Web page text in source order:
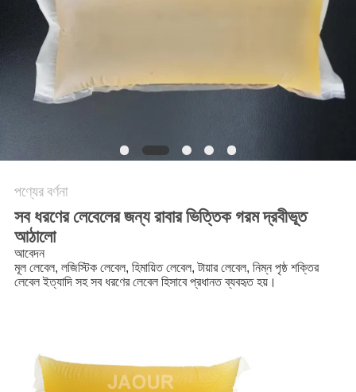
ম্যাপ
পণ্যের বর্ণনা
সব ধরণের লেবেলের জন্য রাবার ভিত্তিক গরম দ্রবীভূত
আঠালো
আবেদন
মূল লেবেল, লজিস্টিক লেবেল, হিমায়িত লেবেল, টায়ার লেবেল, নিম্ন পৃষ্ঠ শক্তির
লেবেল ইত্যাদি সহ সব ধরণের লেবেল হিসাবে প্রধানত ব্যবহৃত হয়।